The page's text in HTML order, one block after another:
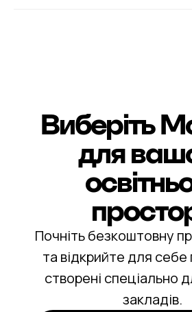
Виберіть
для
Почніть безкоштовну
та відкрийте для
створені спеціально
закладів.